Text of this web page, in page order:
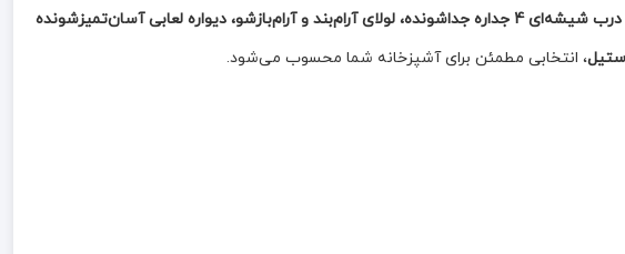
درب شیشه‌ای 4 جداره جداشونده، لولای آرام‌بند و آرام‌بازشو، دیواره لعابی آسان‌تمیزشونده
، انتخابی مطمئن برای آشپزخانه شما محسوب می‌شود.